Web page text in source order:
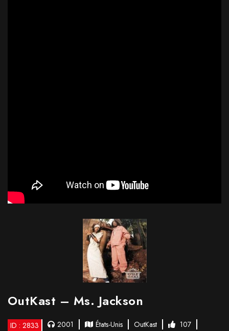
OutKast – Ms. Jackson
ID : 2833 2001 États-Unis OutKast
107